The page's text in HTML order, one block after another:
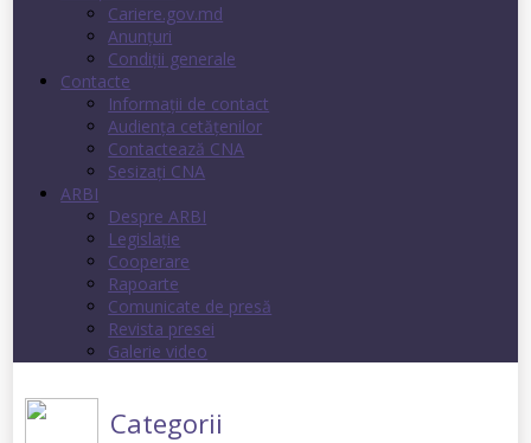
Cariere.gov.md
Anunţuri
Condiţii generale
Contacte
Informații de contact
Audienţa cetăţenilor
Contactează CNA
Sesizați CNA
ARBI
Despre ARBI
Legislație
Cooperare
Rapoarte
Comunicate de presă
Revista presei
Galerie video
Categorii